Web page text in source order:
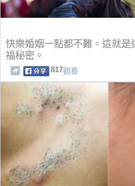
快樂婚姻一點都不難。這就是
福秘密。
817觀看